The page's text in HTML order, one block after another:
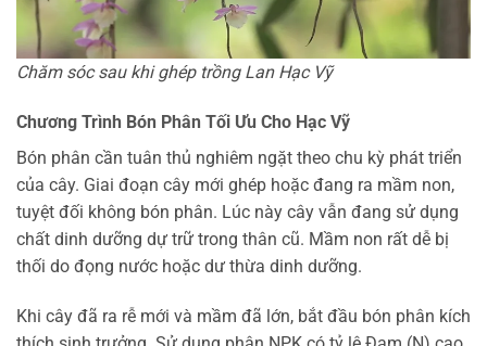
Chăm sóc sau khi ghép trồng Lan Hạc Vỹ
Chương Trình Bón Phân Tối Ưu Cho Hạc Vỹ
Bón phân cần tuân thủ nghiêm ngặt theo chu kỳ phát triển
của cây. Giai đoạn cây mới ghép hoặc đang ra mầm non,
tuyệt đối không bón phân. Lúc này cây vẫn đang sử dụng
chất dinh dưỡng dự trữ trong thân cũ. Mầm non rất dễ bị
thối do đọng nước hoặc dư thừa dinh dưỡng.
Khi cây đã ra rễ mới và mầm đã lớn, bắt đầu bón phân kích